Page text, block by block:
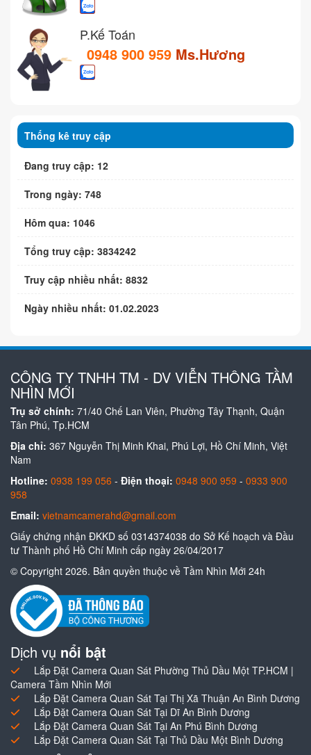
P.Kế Toán
0948 900 959 Ms.Hương
Thống kê truy cập
Đang truy cập: 12
Trong ngày: 748
Hôm qua: 1046
Tổng truy cập: 3834242
Truy cập nhiều nhất: 8832
Ngày nhiều nhất: 01.02.2023
CÔNG TY TNHH TM - DV VIỄN THÔNG TẦM
NHÌN MỚI
Trụ sở chính: 71/40 Chế Lan Viên, Phường Tây Thạnh, Quận
Tân Phú, Tp.HCM
Địa chỉ: 367 Nguyễn Thị Minh Khai, Phú Lợi, Hồ Chí Minh, Việt
Nam
Hotline: 0938 199 056 - Điện thoại: 0948 900 959 - 0933 900
958
Email: vietnamcamerahd@gmail.com
Giấy chứng nhận ĐKKD số 0314374038 do Sở Kế hoạch và Đầu
tư Thành phố Hồ Chí Minh cấp ngày 26/04/2017
© Copyright 2026. Bản quyền thuộc về Tầm Nhìn Mới 24h
Dịch vụ nổi bật
Lắp Đặt Camera Quan Sát Phường Thủ Dầu Một TP.HCM |
Camera Tầm Nhìn Mới
Lắp Đặt Camera Quan Sát Tại Thị Xã Thuận An Bình Dương
Lắp Đặt Camera Quan Sát Tại Dĩ An Bình Dương
Lắp Đặt Camera Quan Sát Tại An Phú Bình Dương
Lắp Đặt Camera Quan Sát Tại Thủ Dầu Một Bình Dương